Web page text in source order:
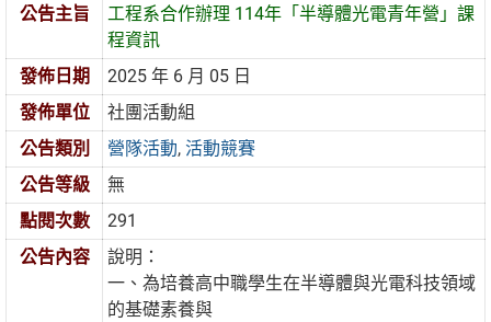
公告主旨
工程系合作辦理 114年「半導體光電青年營」課
程資訊
發佈日期
2025 年 6 月 05 日
發佈單位
社團活動組
公告類別
營隊活動,活動競賽
公告等級
無
點閱次數
291
公告內容
說明：
一、為培養高中職學生在半導體與光電科技領域
的基礎素養與